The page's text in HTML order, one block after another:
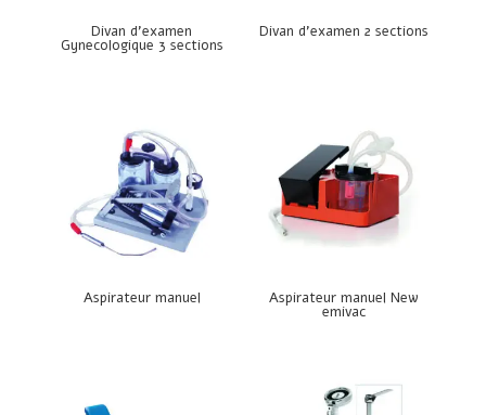
Divan d’examen
Gynecologique 3 sections
Divan d’examen 2 sections
Aspirateur manuel Aspirateur manuel New
emivac